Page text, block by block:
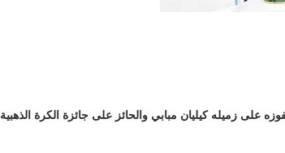
على زميله كيليان مبابي والحائز على جائزة الكرة الذهبية